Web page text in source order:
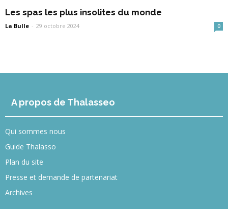
Les spas les plus insolites du monde
La Bulle - 29 octobre 2024 0
A propos de Thalasseo
Qui sommes nous
Guide Thalasso
Plan du site
Presse et demande de partenariat
Archives